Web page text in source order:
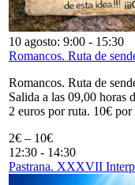
10 agosto: 9:00 - 15:30
Romancos. Ruta de
Romancos. Ruta de
Salida a las 09,00 horas
2 euros por ruta. 10€
2€ – 10€
12:30 - 14:30
Pastrana. XXXVII